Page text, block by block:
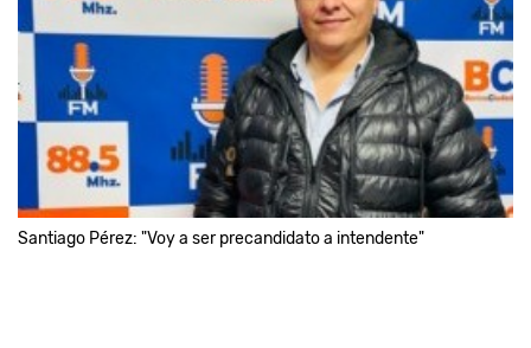
Santiago Pérez: "Voy a ser precandidato a intendente"